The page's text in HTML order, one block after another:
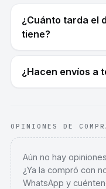
¿Cuánto tarda el
tiene?
¿Hacen envíos a
OPINIONES DE
Aún no hay
¿Ya la compró con
WhatsApp y